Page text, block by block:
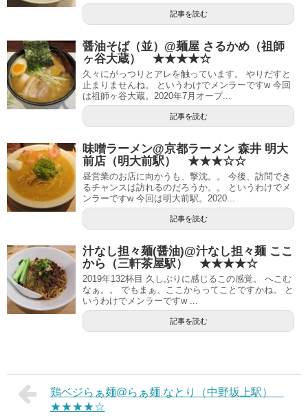
記事を読む
醤油そば（並）@麺屋 さるかめ（祖師
ヶ谷大蔵） ★★★★☆
久々にがっつりとアレを触っています。 やりだすと
止まりませんね。 というわけでメンラーですw 今回
は祖師ヶ谷大蔵。2020年7月オープ...
記事を読む
味噌ラーメン@京都ラーメン 森井 明大
前店（明大前駅） ★★★☆☆
昼営業のお店に向かうも、撃沈。。 今後、訪問でき
るチャンスは訪れるのだろうか。。 というわけでメ
ンラーですw 今回は明大前駅。2020...
記事を読む
汁なし担々麺(醤油)@汁なし担々麺 ここ
から（三軒茶屋駅） ★★★★☆
2019年132杯目 久しぶりに感じるこの感覚。 へこむ
なぁ。。 でもまぁ、ここからってことですかね。 と
いうわけでメンラーですw ...
記事を読む
鶏ベジらぁ麺@らぁ麺 なとり（中野坂上駅）
★★★★☆